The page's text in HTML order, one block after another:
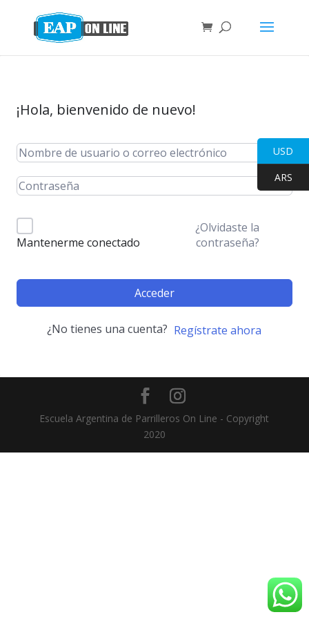
¡Hola, bienvenido de nuevo!
Mantenerme conectado
¿Olvidaste la
contraseña?
Acceder
¿No tienes una cuenta? Regístrate ahora
Escuela Argentina de Parrilleros On Line - Copyright
2020
USD
ARS